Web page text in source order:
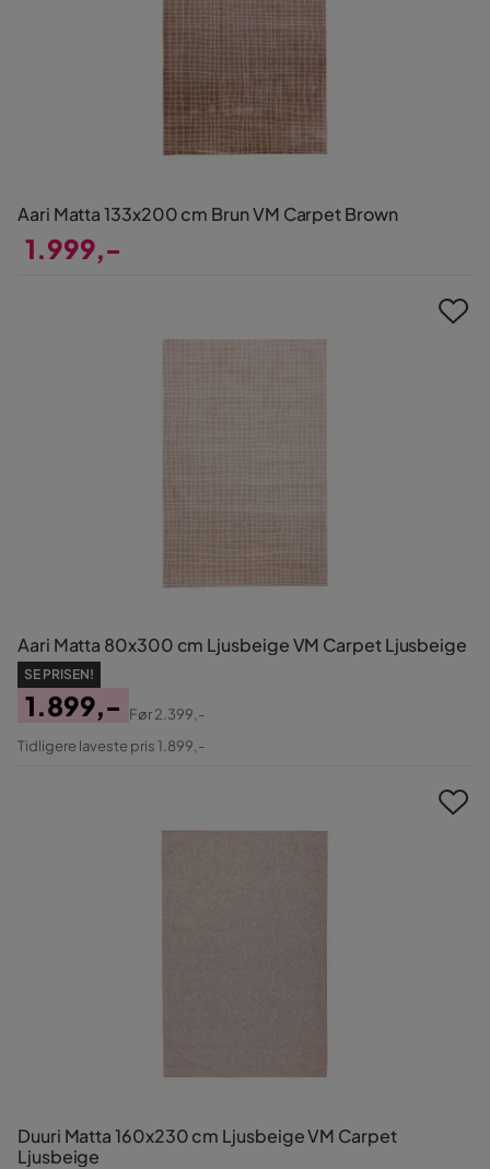
Aari Matta 133x200 cm Brun VM Carpet Brown
1.999,-
Aari Matta 80x300 cm Ljusbeige VM Carpet Ljusbeige
SE PRISEN!
Pris
1.899,-
Original
Før2.399,-
Tidligere laveste pris 1.899,-
Duuri Matta 160x230 cm Ljusbeige VM Carpet
Ljusbeige